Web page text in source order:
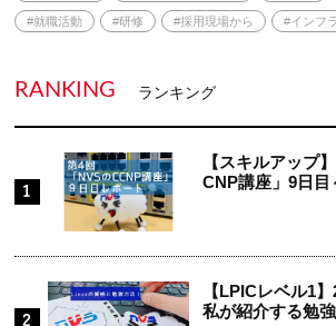
#就職活動 #研修 #採用現場から #インフラ
RANKING ランキング
【スキルアップ
CNP講座」9日
【LPICレベル1
私が紹介する勉